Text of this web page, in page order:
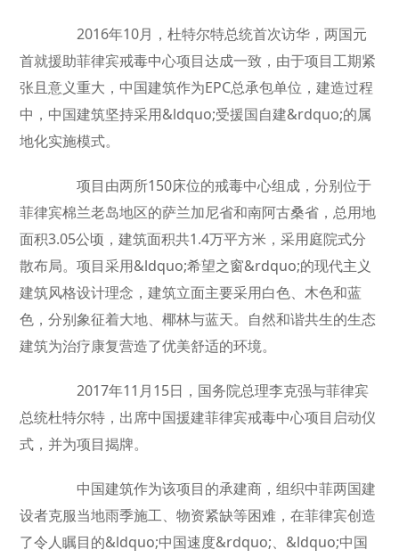
2016年10月，杜特尔特总统首次访华，两国元
首就援助菲律宾戒毒中心项目达成一致，由于项目工期紧
张且意义重大，中国建筑作为EPC总承包单位，建造过程
中，中国建筑坚持采用&ldquo;受援国自建&rdquo;的属
地化实施模式。
项目由两所150床位的戒毒中心组成，分别位于
菲律宾棉兰老岛地区的萨兰加尼省和南阿古桑省，总用地
面积3.05公顷，建筑面积共1.4万平方米，采用庭院式分
散布局。项目采用&ldquo;希望之窗&rdquo;的现代主义
建筑风格设计理念，建筑立面主要采用白色、木色和蓝
色，分别象征着大地、椰林与蓝天。自然和谐共生的生态
建筑为治疗康复营造了优美舒适的环境。
2017年11月15日，国务院总理李克强与菲律宾
总统杜特尔特，出席中国援建菲律宾戒毒中心项目启动仪
式，并为项目揭牌。
中国建筑作为该项目的承建商，组织中菲两国建
设者克服当地雨季施工、物资紧缺等困难，在菲律宾创造
了令人瞩目的&ldquo;中国速度&rdquo;、&ldquo;中国